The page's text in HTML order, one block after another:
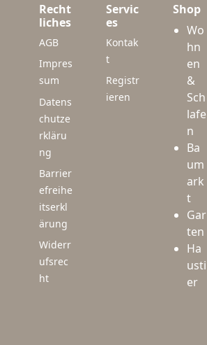
Recht
liches
AGB
Impres
sum
Datens
chutze
rkläru
ng
Barrier
efreihe
itserkl
ärung
Widerr
ufsrec
ht
Servic
es
Kontak
t
Registr
ieren
Shop
Wo
hn
en
&
Sch
lafe
n
Ba
um
ark
t
Gar
ten
Ha
usti
er